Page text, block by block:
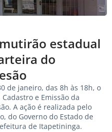
estadual
do
de janeiro, das 8h às 18h, o
e Emissão da
A ação é realizada pelo
do Governo do Estado de
de Itapetininga.